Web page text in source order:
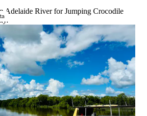
Adelaide River for Jumping Crocodile